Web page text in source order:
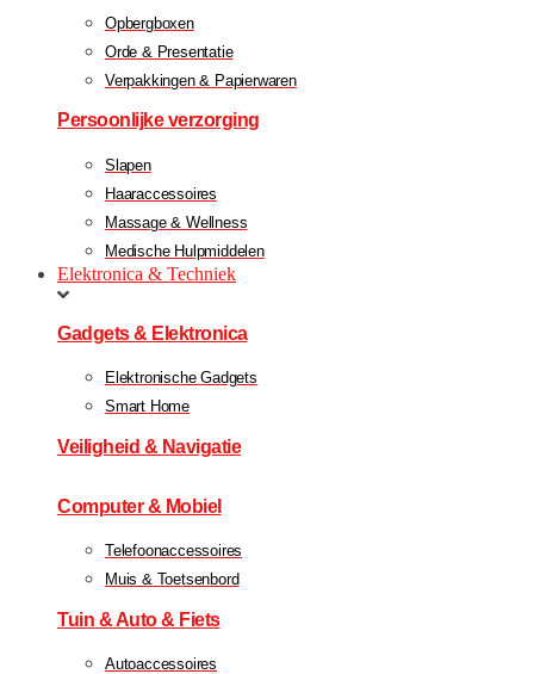
Opbergboxen
Orde & Presentatie
Verpakkingen & Papierwaren
Persoonlijke verzorging
Slapen
Haaraccessoires
Massage & Wellness
Medische Hulpmiddelen
Elektronica & Techniek
Gadgets & Elektronica
Elektronische Gadgets
Smart Home
Veiligheid & Navigatie
Computer & Mobiel
Telefoonaccessoires
Muis & Toetsenbord
Tuin & Auto & Fiets
Autoaccessoires